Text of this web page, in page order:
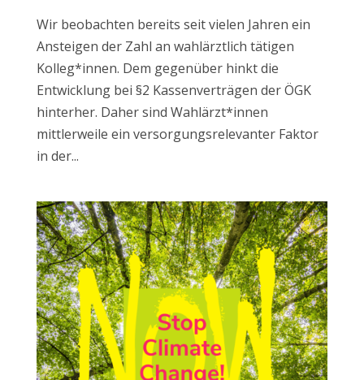
Wir beobachten bereits seit vielen Jahren ein
Ansteigen der Zahl an wahlärztlich tätigen
Kolleg*innen. Dem gegenüber hinkt die
Entwicklung bei §2 Kassenverträgen der ÖGK
hinterher. Daher sind Wahlärzt*innen
mittlerweile ein versorgungsrelevanter Faktor
in der...